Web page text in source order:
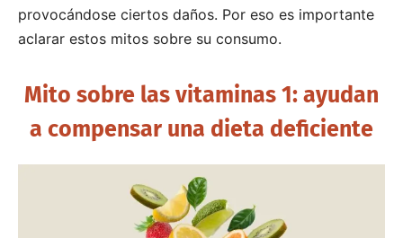
provocándose ciertos daños. Por eso es importante
aclarar estos mitos sobre su consumo.
Mito sobre las vitaminas 1: ayudan
a compensar una dieta deficiente